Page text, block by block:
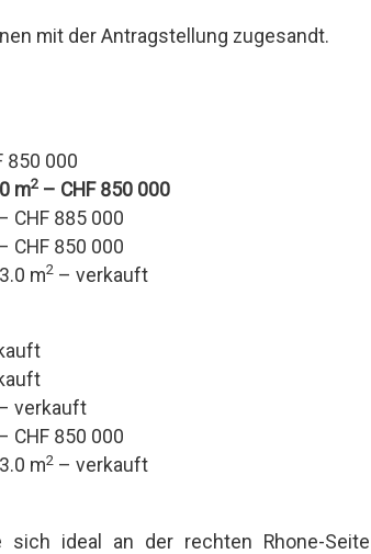
mit der Antragstellung zugesandt.
850 000
m2– CHF 850 000
CHF 885 000
CHF 850 000
m2– verkauft
verkauft
CHF 850 000
m2– verkauft
sich ideal an der rechten Rhone-Seite